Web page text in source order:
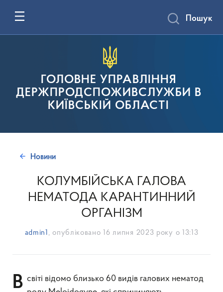
ГОЛОВНЕ УПРАВЛІННЯ
ДЕРЖПРОДСПОЖИВСЛУЖБИ В
КИЇВСЬКІЙ ОБЛАСТІ
Пошук
Новини
КОЛУМБІЙСЬКА ГАЛОВА
НЕМАТОДА КАРАНТИННИЙ
ОРГАНІЗМ
admin1 , опубліковано 16 липня 2023 року о 13:13
В світі відомо близько 60 видів галових нематод